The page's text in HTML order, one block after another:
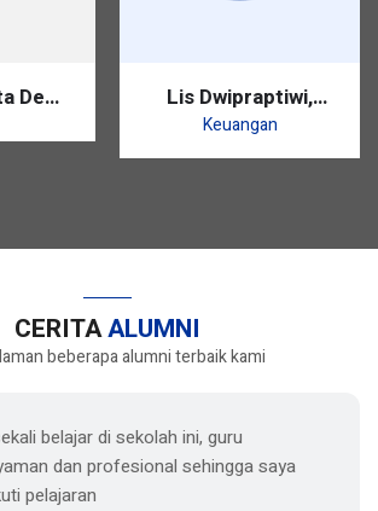
Dewi, Lis Dwipraptiwi,
S.Pd.
Keuangan
CERITAALUMNI
beberapa alumni terbaik kami
belajar di sekolah ini, guru
dan profesional sehingga saya
pelajaran